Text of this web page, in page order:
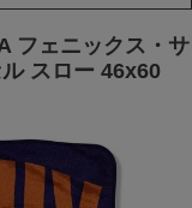
フェニックス・サ
スロー 46x60